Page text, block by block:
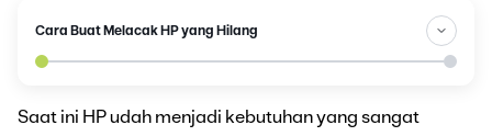
Cara Buat Melacak HP yang Hilang
Saat ini HP udah menjadi kebutuhan yang sangat